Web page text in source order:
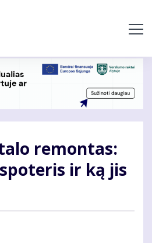
remontas:
ir ką jis